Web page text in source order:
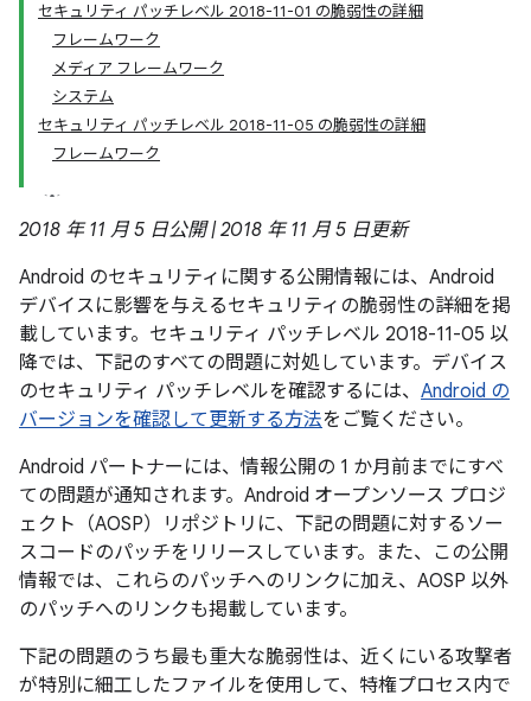
セキュリティ パッチレベル 2018-11-01 の脆弱性の詳細
フレームワーク
メディア フレームワーク
システム
セキュリティ パッチレベル 2018-11-05 の脆弱性の詳細
フレームワーク
2018 年 11 月 5 日公開 | 2018 年 11 月 5 日更新
Android のセキュリティに関する公開情報には、Android
デバイスに影響を与えるセキュリティの脆弱性の詳細を掲
載しています。セキュリティ パッチレベル 2018-11-05 以
降では、下記のすべての問題に対処しています。デバイス
のセキュリティ パッチレベルを確認するには、 Android の
バージョンを確認して更新する方法をご覧ください。
Android パートナーには、情報公開の 1 か月前までにすべ
ての問題が通知されます。Android オープンソース プロジ
ェクト（AOSP）リポジトリに、下記の問題に対するソー
スコードのパッチをリリースしています。また、この公開
情報では、これらのパッチへのリンクに加え、AOSP 以外
のパッチへのリンクも掲載しています。
下記の問題のうち最も重大な脆弱性は、近くにいる攻撃者
が特別に細工したファイルを使用して、特権プロセス内で